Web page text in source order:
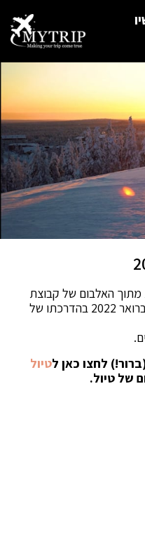
מתוך האלבום של קבוצת
המטיילים של לפלנד הפינית בפברואר 2022 בהדרכתו של
לחצו כאן לטיול
של טיול.